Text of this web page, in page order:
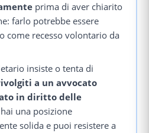
prima di aver chiarito
farlo potrebbe essere
come recesso volontario da
insiste o tenta di
a un avvocato
in diritto delle
una posizione
solida e puoi resistere a